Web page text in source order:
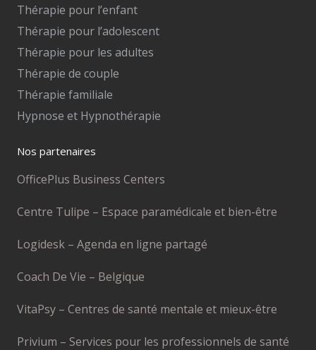
Thérapie pour l’enfant
Thérapie pour l’adolescent
Thérapie pour les adultes
Thérapie de couple
Thérapie familiale
Hypnose et Hypnothérapie
Nos partenaires
OfficePlus Business Centers
Centre Tulipe – Espace paramédicale et bien-être
Logidesk – Agenda en ligne partagé
Coach De Vie – Belgique
VitaPsy – Centres de santé mentale et mieux-être
Privium – Services pour les professionnels de santé